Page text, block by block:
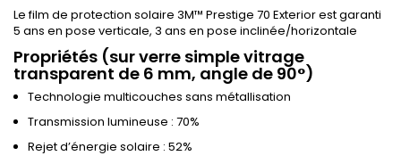
Le film de protection solaire 3M™ Prestige 70 Exterior est garanti
5 ans en pose verticale, 3 ans en pose inclinée/horizontale
Propriétés (sur verre simple vitrage
transparent de 6 mm, angle de 90°)
Technologie multicouches sans métallisation
Transmission lumineuse : 70%
Rejet d’énergie solaire : 52%